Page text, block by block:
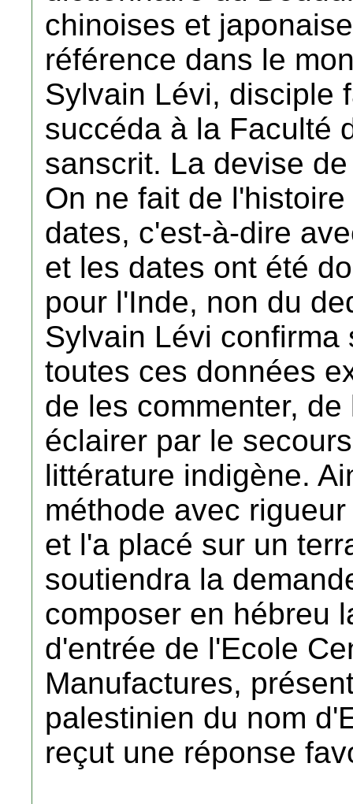
chinoises et
référence dans le
Sylvain Lévi, disciple
succéda à la Faculté
sanscrit. La devise
On ne fait de
dates, c'est-à-dire
et les dates ont été
pour l'Inde, non du
Sylvain Lévi
toutes ces données
de les commenter,
éclairer par le
littérature indigène.
méthode avec
et l'a placé sur un
soutiendra la
composer en hébreu
d'entrée de l'Ecole
Manufactures,
palestinien du nom
reçut une réponse